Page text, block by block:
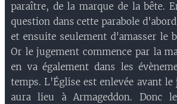
paraître, de la marque de la bête.
question dans cette parabole
et ensuite seulement d'amasser le
Or le jugement commence par la
en va également dans les
temps. L'Église est enlevée avant
aura lieu à Armageddon. Donc